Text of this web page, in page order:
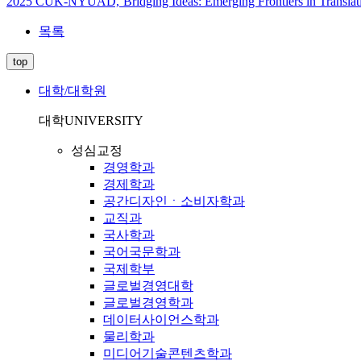
목록
top
대학/대학원
대학UNIVERSITY
성심교정
경영학과
경제학과
공간디자인ㆍ소비자학과
교직과
국사학과
국어국문학과
국제학부
글로벌경영대학
글로벌경영학과
데이터사이언스학과
물리학과
미디어기술콘텐츠학과